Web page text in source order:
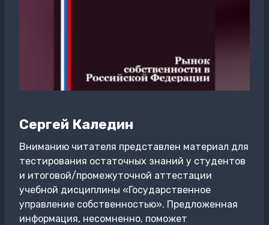
Сергей Каледин
Вниманию читателя представлен материал для
тестирования остаточных знаний у студентов
и итоговой/промежуточной аттестации
учебной дисциплины «Государственное
управление собственностью». Предложенная
информация, несомненно, поможет